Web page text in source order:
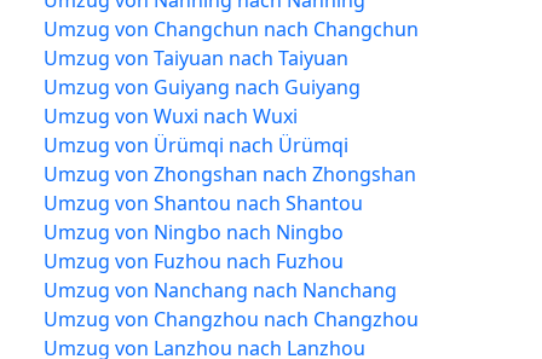
Umzug von Changchun nach Changchun
Umzug von Taiyuan nach Taiyuan
Umzug von Guiyang nach Guiyang
Umzug von Wuxi nach Wuxi
Umzug von Ürümqi nach Ürümqi
Umzug von Zhongshan nach Zhongshan
Umzug von Shantou nach Shantou
Umzug von Ningbo nach Ningbo
Umzug von Fuzhou nach Fuzhou
Umzug von Nanchang nach Nanchang
Umzug von Changzhou nach Changzhou
Umzug von Lanzhou nach Lanzhou